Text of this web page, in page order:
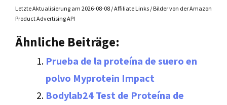
Letzte Aktualisierung am 2026-08-08 / Affiliate Links / Bilder von der Amazon
Product Advertising API
Ähnliche Beiträge:
Prueba de la proteína de suero en
polvo Myprotein Impact
Bodylab24 Test de Proteína de